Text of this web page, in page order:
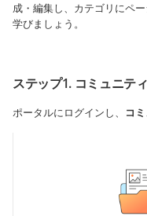
成・編集し、カテゴリにペ
学びましょう。
ステップ1. コミュニテ
ポータルにログインし、 コ